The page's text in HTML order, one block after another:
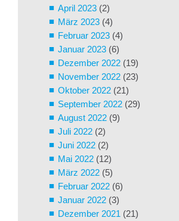
April 2023 (2)
März 2023 (4)
Februar 2023 (4)
Januar 2023 (6)
Dezember 2022 (19)
November 2022 (23)
Oktober 2022 (21)
September 2022 (29)
August 2022 (9)
Juli 2022 (2)
Juni 2022 (2)
Mai 2022 (12)
März 2022 (5)
Februar 2022 (6)
Januar 2022 (3)
Dezember 2021 (21)